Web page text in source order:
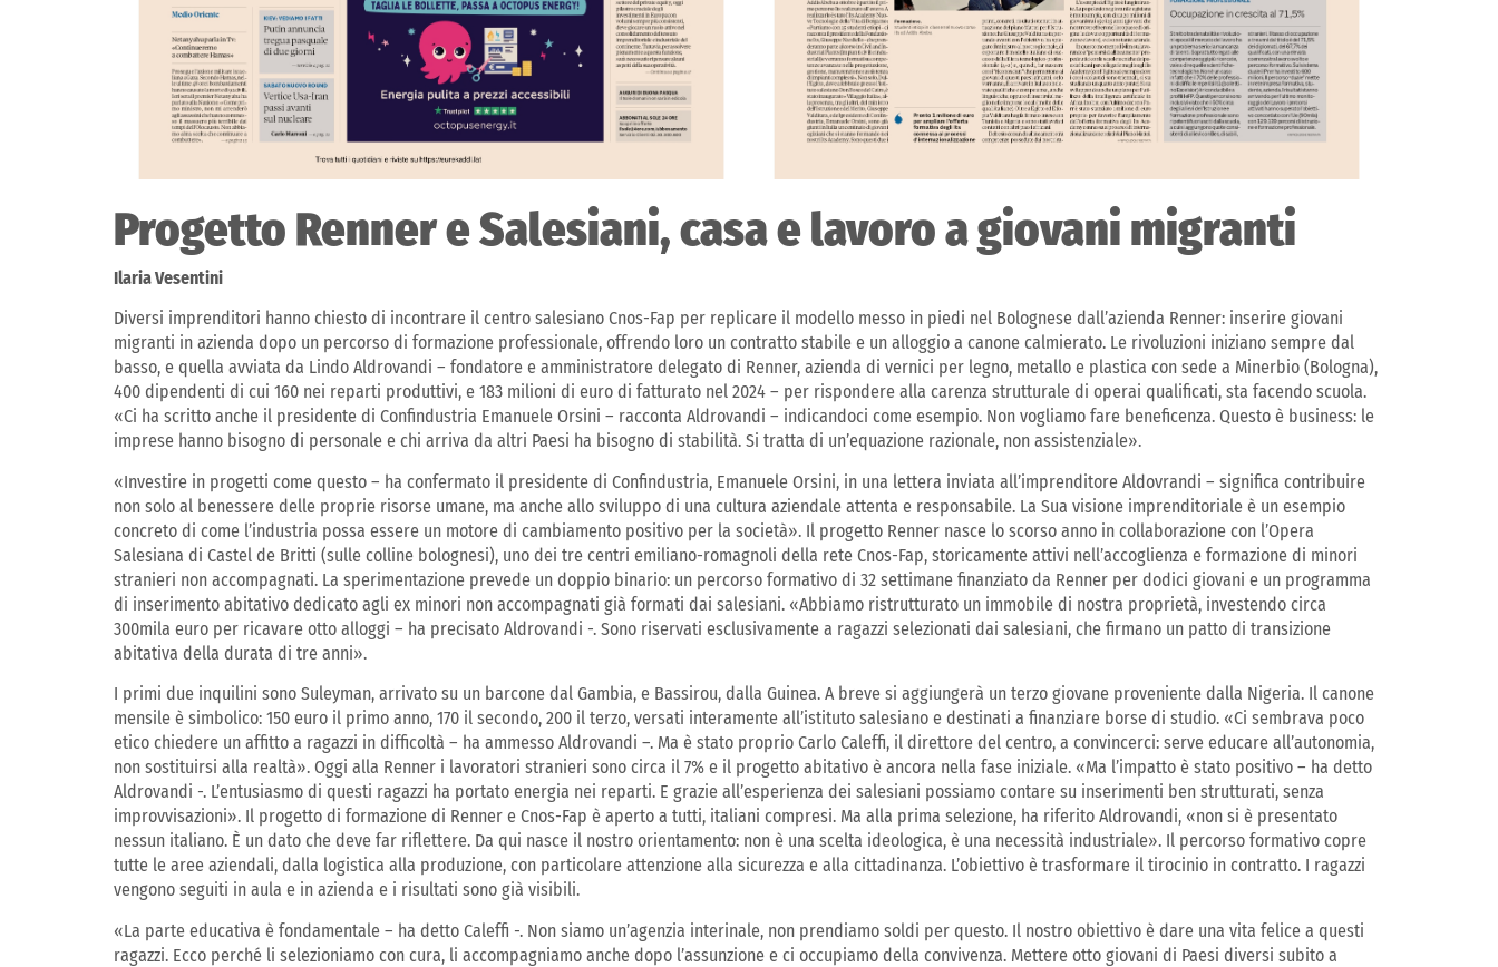
Progetto Renner e Salesiani, casa e lavoro a giovani migranti
Ilaria Vesentini
Diversi imprenditori hanno chiesto di incontrare il centro salesiano Cnos-Fap per replicare il modello messo in piedi nel Bolognese dall’azienda Renner: inserire giovani
migranti in azienda dopo un percorso di formazione professionale, offrendo loro un contratto stabile e un alloggio a canone calmierato. Le rivoluzioni iniziano sempre dal
basso, e quella avviata da Lindo Aldrovandi – fondatore e amministratore delegato di Renner, azienda di vernici per legno, metallo e plastica con sede a Minerbio (Bologna),
400 dipendenti di cui 160 nei reparti produttivi, e 183 milioni di euro di fatturato nel 2024 – per rispondere alla carenza strutturale di operai qualificati, sta facendo scuola.
«Ci ha scritto anche il presidente di Confindustria Emanuele Orsini – racconta Aldrovandi – indicandoci come esempio. Non vogliamo fare beneficenza. Questo è business: le
imprese hanno bisogno di personale e chi arriva da altri Paesi ha bisogno di stabilità. Si tratta di un’equazione razionale, non assistenziale».
«Investire in progetti come questo – ha confermato il presidente di Confindustria, Emanuele Orsini, in una lettera inviata all’imprenditore Aldovrandi – significa contribuire
non solo al benessere delle proprie risorse umane, ma anche allo sviluppo di una cultura aziendale attenta e responsabile. La Sua visione imprenditoriale è un esempio
concreto di come l’industria possa essere un motore di cambiamento positivo per la società». Il progetto Renner nasce lo scorso anno in collaborazione con l’Opera
Salesiana di Castel de Britti (sulle colline bolognesi), uno dei tre centri emiliano-romagnoli della rete Cnos-Fap, storicamente attivi nell’accoglienza e formazione di minori
stranieri non accompagnati. La sperimentazione prevede un doppio binario: un percorso formativo di 32 settimane finanziato da Renner per dodici giovani e un programma
di inserimento abitativo dedicato agli ex minori non accompagnati già formati dai salesiani. «Abbiamo ristrutturato un immobile di nostra proprietà, investendo circa
300mila euro per ricavare otto alloggi – ha precisato Aldrovandi -. Sono riservati esclusivamente a ragazzi selezionati dai salesiani, che firmano un patto di transizione
abitativa della durata di tre anni».
I primi due inquilini sono Suleyman, arrivato su un barcone dal Gambia, e Bassirou, dalla Guinea. A breve si aggiungerà un terzo giovane proveniente dalla Nigeria. Il canone
mensile è simbolico: 150 euro il primo anno, 170 il secondo, 200 il terzo, versati interamente all’istituto salesiano e destinati a finanziare borse di studio. «Ci sembrava poco
etico chiedere un affitto a ragazzi in difficoltà – ha ammesso Aldrovandi –. Ma è stato proprio Carlo Caleffi, il direttore del centro, a convincerci: serve educare all’autonomia,
non sostituirsi alla realtà». Oggi alla Renner i lavoratori stranieri sono circa il 7% e il progetto abitativo è ancora nella fase iniziale. «Ma l’impatto è stato positivo – ha detto
Aldrovandi -. L’entusiasmo di questi ragazzi ha portato energia nei reparti. E grazie all’esperienza dei salesiani possiamo contare su inserimenti ben strutturati, senza
improvvisazioni». Il progetto di formazione di Renner e Cnos-Fap è aperto a tutti, italiani compresi. Ma alla prima selezione, ha riferito Aldrovandi, «non si è presentato
nessun italiano. È un dato che deve far riflettere. Da qui nasce il nostro orientamento: non è una scelta ideologica, è una necessità industriale». Il percorso formativo copre
tutte le aree aziendali, dalla logistica alla produzione, con particolare attenzione alla sicurezza e alla cittadinanza. L’obiettivo è trasformare il tirocinio in contratto. I ragazzi
vengono seguiti in aula e in azienda e i risultati sono già visibili.
«La parte educativa è fondamentale – ha detto Caleffi -. Non siamo un’agenzia interinale, non prendiamo soldi per questo. Il nostro obiettivo è dare una vita felice a questi
ragazzi. Ecco perché li selezioniamo con cura, li accompagniamo anche dopo l’assunzione e ci occupiamo della convivenza. Mettere otto giovani di Paesi diversi subito a